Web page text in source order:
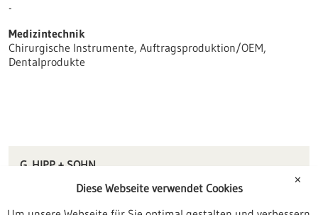
-
Medizintechnik
Chirurgische Instrumente, Auftragsproduktion/OEM,
Dentalprodukte
G. HIPP + SOHN
78579 Neuhausen ob Eck
✕
Diese Webseite verwendet Cookies